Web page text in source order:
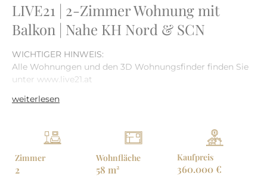
LIVE21 | 2-Zimmer Wohnung mit
Balkon | Nahe KH Nord & SCN
WICHTIGER HINWEIS:
Alle Wohnungen und den 3D Wohnungsfinder finden Sie
unter www.live21.at
LIVE21 – Freifinanzierte Premium-Wohnungen in
Im familienfreundlichen Floridsdorf – nahe dem Shopping
Center Nord und der modernen Klinik Floridsdorf –
errichtet HÜBL & PARTNER 27 freifinanzierte,
weiterlesen
Zimmer
2
Wohnfläche
58 m²
Kaufpreis
360.000 €